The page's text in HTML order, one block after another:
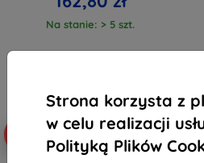
Strona korzysta z
w celu realizacji
Polityką Plików
Na stanie: > 5 szt.
-